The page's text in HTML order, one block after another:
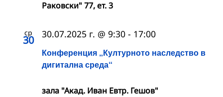
Раковски" 77, ет. 3
ср
30
Конференция „Културното наследство в
дигитална среда“
30.07.2025 г. @ 9:30 - 17:00
зала "Акад. Иван Евтр. Гешов"